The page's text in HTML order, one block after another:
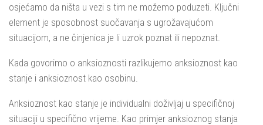
osjećamo da ništa u vezi s tim ne možemo poduzeti. Ključni
element je sposobnost suočavanja s ugrožavajućom
situacijom, a ne činjenica je li uzrok poznat ili nepoznat.
Kada govorimo o anksioznosti razlikujemo anksioznost kao
stanje i anksioznost kao osobinu.
Anksioznost kao stanje je individualni doživljaj u specifičnoj
situaciji u specifično vrijeme. Kao primjer anksioznog stanja